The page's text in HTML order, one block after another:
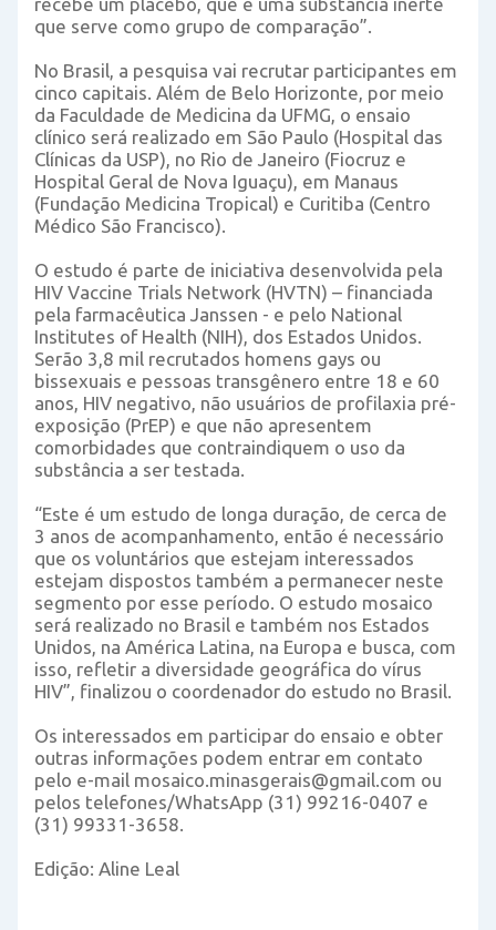
que serve como grupo de comparação”.
No Brasil, a pesquisa vai recrutar participantes em
cinco capitais. Além de Belo Horizonte, por meio
da Faculdade de Medicina da UFMG, o ensaio
clínico será realizado em São Paulo (Hospital das
Clínicas da USP), no Rio de Janeiro (Fiocruz e
Hospital Geral de Nova Iguaçu), em Manaus
(Fundação Medicina Tropical) e Curitiba (Centro
Médico São Francisco).
O estudo é parte de iniciativa desenvolvida pela
HIV Vaccine Trials Network (HVTN) – financiada
pela farmacêutica Janssen - e pelo National
Institutes of Health (NIH), dos Estados Unidos.
Serão 3,8 mil recrutados homens gays ou
bissexuais e pessoas transgênero entre 18 e 60
anos, HIV negativo, não usuários de profilaxia pré-
exposição (PrEP) e que não apresentem
comorbidades que contraindiquem o uso da
substância a ser testada.
“Este é um estudo de longa duração, de cerca de
3 anos de acompanhamento, então é necessário
que os voluntários que estejam interessados
estejam dispostos também a permanecer neste
segmento por esse período. O estudo mosaico
será realizado no Brasil e também nos Estados
Unidos, na América Latina, na Europa e busca, com
isso, refletir a diversidade geográfica do vírus
HIV”, finalizou o coordenador do estudo no Brasil.
Os interessados em participar do ensaio e obter
outras informações podem entrar em contato
pelo e-mail mosaico.minasgerais@gmail.com ou
pelos telefones/WhatsApp (31) 99216-0407 e
(31) 99331-3658.
Edição: Aline Leal